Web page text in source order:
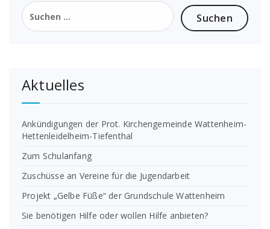
Suchen
nach:
Aktuelles
Ankündigungen der Prot. Kirchengemeinde Wattenheim-
Hettenleidelheim-Tiefenthal
Zum Schulanfang
Zuschüsse an Vereine für die Jugendarbeit
Projekt „Gelbe Füße“ der Grundschule Wattenheim
Sie benötigen Hilfe oder wollen Hilfe anbieten?